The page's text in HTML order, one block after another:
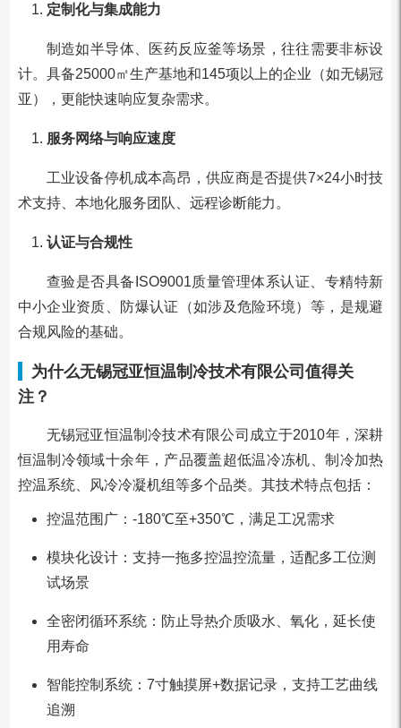
定制化与集成能力
制造如半导体、医药反应釜等场景，往往需要非标设
计。具备25000㎡生产基地和145项以上的企业（如无锡冠
亚），更能快速响应复杂需求。
服务网络与响应速度
工业设备停机成本高昂，供应商是否提供7×24小时技
术支持、本地化服务团队、远程诊断能力。
认证与合规性
查验是否具备ISO9001质量管理体系认证、专精特新
中小企业资质、防爆认证（如涉及危险环境）等，是规避
合规风险的基础。
为什么无锡冠亚恒温制冷技术有限公司值得关
注？
无锡冠亚恒温制冷技术有限公司成立于2010年，深耕
恒温制冷领域十余年，产品覆盖超低温冷冻机、制冷加热
控温系统、风冷冷凝机组等多个品类。其技术特点包括：
控温范围广：-180℃至+350℃，满足工况需求
模块化设计：支持一拖多控温控流量，适配多工位测
试场景
全密闭循环系统：防止导热介质吸水、氧化，延长使
用寿命
智能控制系统：7寸触摸屏+数据记录，支持工艺曲线
追溯